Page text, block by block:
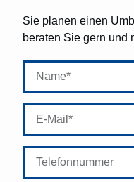
Sie planen einen
beraten Sie gern und